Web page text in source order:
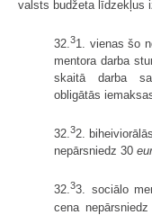
valsts budžeta līdzekļus
32. 31. vienas šo
mentora darba
skaitā darba
obligātās
32.32.
nepārsniedz 30
32.33. sociālo
cena